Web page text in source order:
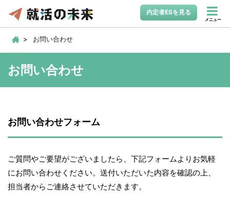
内定者ESを見る
メニュー
お問い合わせ
お問い合わせ
お問い合わせフォーム
ご質問やご要望がございましたら、下記フォームよりお気軽
にお問い合わせください。送付いただいた内容を確認の上、
担当者からご連絡させていただきます。